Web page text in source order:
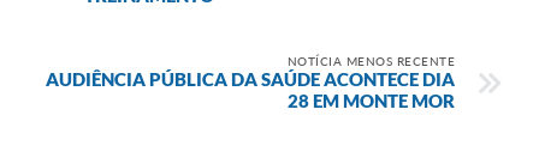
NOTÍCIA MENOS RECENTE
AUDIÊNCIA PÚBLICA DA SAÚDE ACONTECE DIA
28 EM MONTE MOR